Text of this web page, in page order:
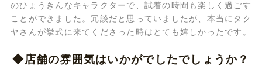
のひょうきんなキャラクターで、試着の時間も楽しく過ごす
ことができました。冗談だと思っていましたが、本当にタク
ヤさんが挙式に来てくださった時はとても嬉しかったです。
◆店舗の雰囲気はいかがでしたでしょうか？